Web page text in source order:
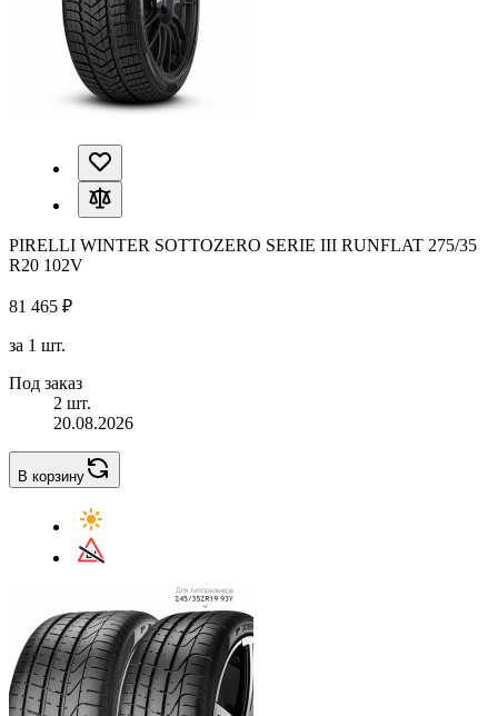
PIRELLI WINTER SOTTOZERO SERIE III RUNFLAT 275/35
R20 102V
81 465 ₽
за 1 шт.
Под заказ
2 шт.
20.08.2026
В корзину